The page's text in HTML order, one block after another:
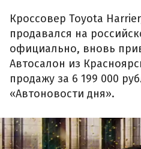
Кроссовер Toyota
продавался на
официально, вновь
Автосалон из
продажу за 6 199 000
«Автоновости дня».